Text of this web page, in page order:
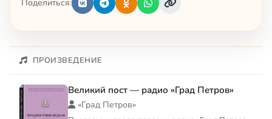
Поделиться:
ПРОИЗВЕДЕНИЕ
Великий пост — радио «Град Петров»
«Град Петров»